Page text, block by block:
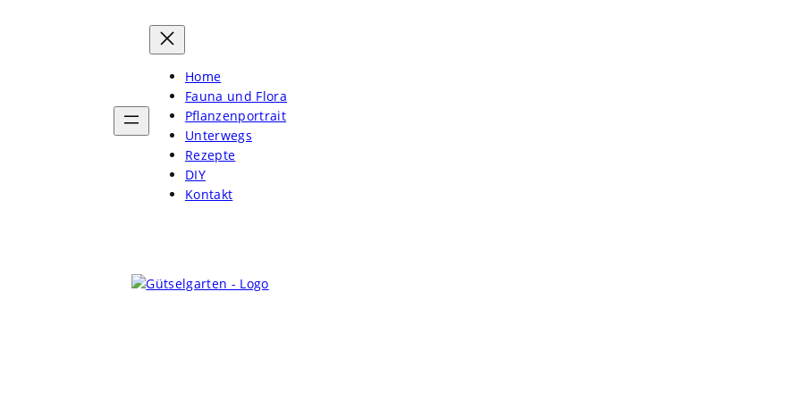
Home
Fauna und Flora
Pflanzenportrait
Unterwegs
Rezepte
DIY
Kontakt